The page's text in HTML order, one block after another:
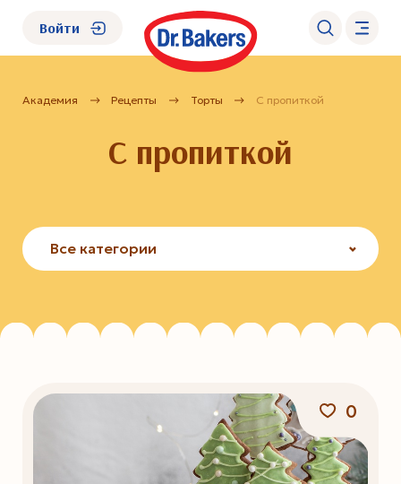
О нас
Где купить?
FAQ
Войти
Академия Рецепты Торты С пропиткой
С пропиткой
Все категории
0